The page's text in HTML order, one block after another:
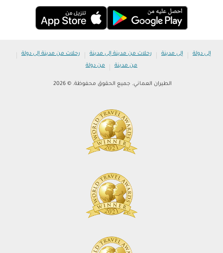
إلى دولة | إلى مدينة | رحلات من مدينة إلى مدينة | رحلات من مدينة إلى دولة |
من مدينة | من دولة
الطيران العماني. جميع الحقوق محفوظة. © 2026